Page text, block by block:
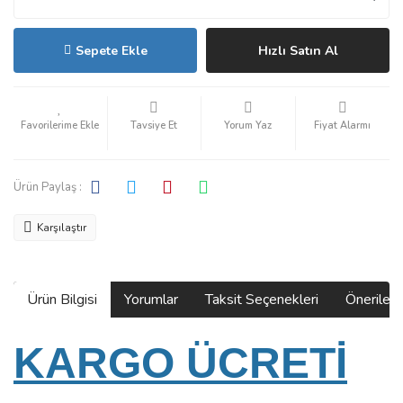
Sepete Ekle Hızlı Satın Al
Tavsiye Et Yorum Yaz Fiyat Alarmı
Ürün Paylaş :
Karşılaştır
Ürün Bilgisi Yorumlar Taksit Seçenekleri
KARGO ÜCRETİ